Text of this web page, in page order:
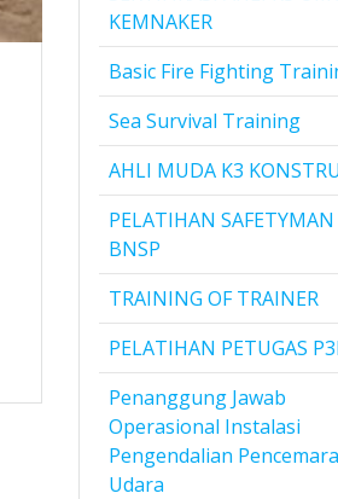
KEMNAKER
Basic Fire Fighting
Sea Survival Training
AHLI MUDA K3
PELATIHAN SAFETYMAN
BNSP
TRAINING OF TRAINER
PELATIHAN PETUGAS
Penanggung Jawab
Operasional Instalasi
Pengendalian
Udara